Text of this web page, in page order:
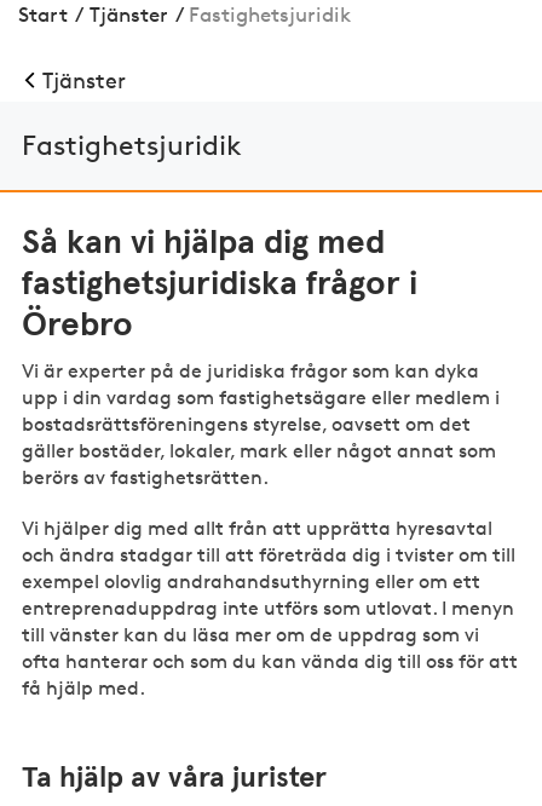
Start / Tjänster / Fastig­hets­juridik
Tjänster
Fastig­hets­juridik
Så kan vi hjälpa dig med
fastighetsjuridiska frågor i
Örebro
Vi är experter på de juridiska frågor som kan dyka
upp i din vardag som fastighetsägare eller medlem i
bostadsrättsföreningens styrelse, oavsett om det
gäller bostäder, lokaler, mark eller något annat som
berörs av fastighetsrätten.
Vi hjälper dig med allt från att upprätta hyresavtal
och ändra stadgar till att företräda dig i tvister om till
exempel olovlig andrahandsuthyrning eller om ett
entreprenaduppdrag inte utförs som utlovat. I menyn
till vänster kan du läsa mer om de uppdrag som vi
ofta hanterar och som du kan vända dig till oss för att
få hjälp med.
Ta hjälp av våra jurister